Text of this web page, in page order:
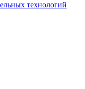
технологий